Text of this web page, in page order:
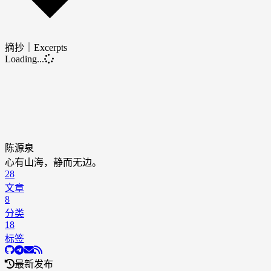
摘抄｜Excerpts
Loading...
陈源泉
心有山海，静而无边。
28
文章
8
分类
18
标签
最新发布